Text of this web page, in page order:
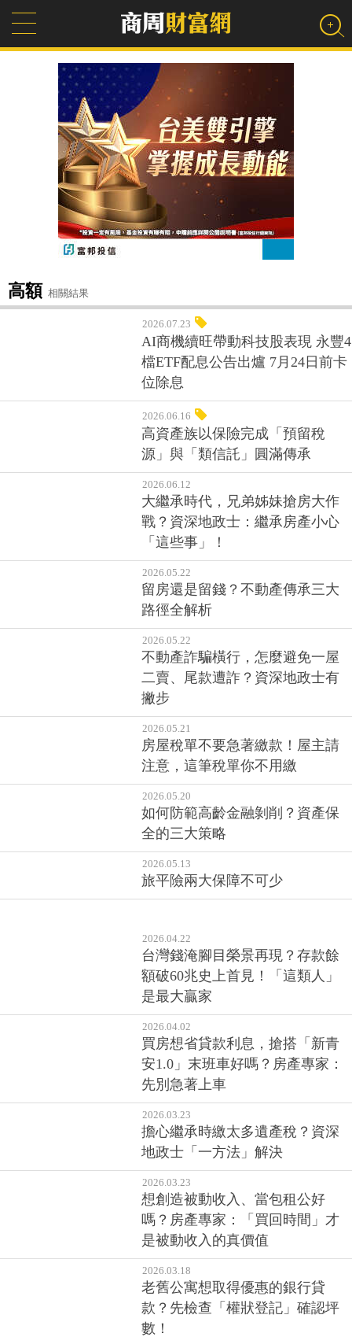
高額 相關結果
2026.07.23
AI商機續旺帶動科技股表現 永豐4
檔ETF配息公告出爐 7月24日前卡
位除息
2026.06.16
高資產族以保險完成「預留稅
源」與「類信託」圓滿傳承
2026.06.12
大繼承時代，兄弟姊妹搶房大作
戰？資深地政士：繼承房產小心
「這些事」！
2026.05.22
留房還是留錢？不動產傳承三大
路徑全解析
2026.05.22
不動產詐騙橫行，怎麼避免一屋
二賣、尾款遭詐？資深地政士有
撇步
2026.05.21
房屋稅單不要急著繳款！屋主請
注意，這筆稅單你不用繳
2026.05.20
如何防範高齡金融剝削？資產保
全的三大策略
2026.05.13
旅平險兩大保障不可少
2026.04.22
台灣錢淹腳目榮景再現？存款餘
額破60兆史上首見！「這類人」
是最大贏家
2026.04.02
買房想省貸款利息，搶搭「新青
安1.0」末班車好嗎？房產專家：
先別急著上車
2026.03.23
擔心繼承時繳太多遺產稅？資深
地政士「一方法」解決
2026.03.23
想創造被動收入、當包租公好
嗎？房產專家：「買回時間」才
是被動收入的真價值
2026.03.18
老舊公寓想取得優惠的銀行貸
款？先檢查「權狀登記」確認坪
數！